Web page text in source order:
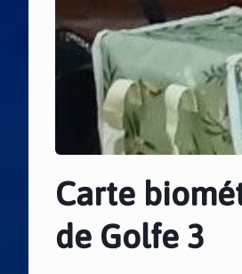
Carte
de Golfe 3